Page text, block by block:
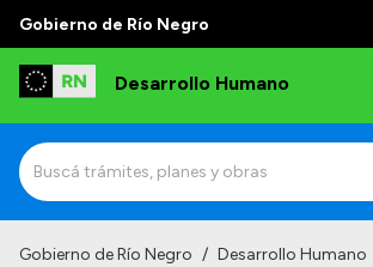
Gobierno de Río Negro
Desarrollo Humano
Gobierno de Río Negro / Desarrollo Humano